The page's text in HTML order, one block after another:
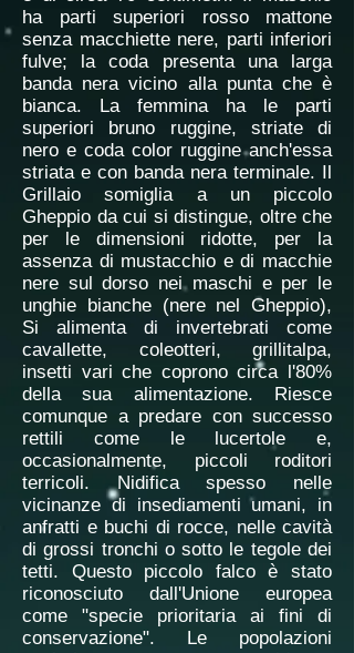
ha parti superiori rosso mattone
senza macchiette nere, parti inferiori
fulve; la coda presenta una larga
banda nera vicino alla punta che è
bianca. La femmina ha le parti
superiori bruno ruggine, striate di
nero e coda color ruggine anch'essa
striata e con banda nera terminale. Il
Grillaio somiglia a un piccolo
Gheppio da cui si distingue, oltre che
per le dimensioni ridotte, per la
assenza di mustacchio e di macchie
nere sul dorso nei maschi e per le
unghie bianche (nere nel Gheppio),
Si alimenta di invertebrati come
cavallette, coleotteri, grillitalpa,
insetti vari che coprono circa l'80%
della sua alimentazione. Riesce
comunque a predare con successo
rettili come le lucertole e,
occasionalmente, piccoli roditori
terricoli. Nidifica spesso nelle
vicinanze di insediamenti umani, in
anfratti e buchi di rocce, nelle cavità
di grossi tronchi o sotto le tegole dei
tetti. Questo piccolo falco è stato
riconosciuto dall'Unione europea
come "specie prioritaria ai fini di
conservazione". Le popolazioni